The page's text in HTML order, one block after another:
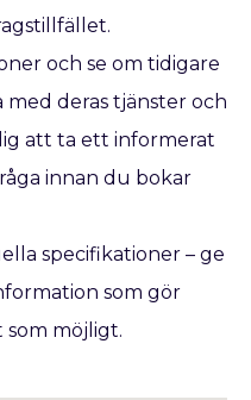
och se om tidigare
deras tjänster och
att ta ett informerat
innan du bokar
specifikationer – ge
som gör
möjligt.